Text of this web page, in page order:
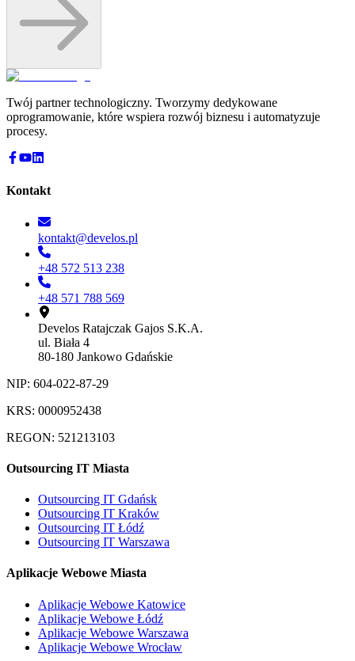
Twój partner technologiczny. Tworzymy dedykowane
oprogramowanie, które wspiera rozwój biznesu i automatyzuje
procesy.
Kontakt
kontakt@develos.pl
+48 572 513 238
+48 571 788 569
Develos Ratajczak Gajos S.K.A.
ul. Biała 4
80-180 Jankowo Gdańskie
NIP: 604-022-87-29
KRS: 0000952438
REGON: 521213103
Outsourcing IT Miasta
Outsourcing IT Gdańsk
Outsourcing IT Kraków
Outsourcing IT Łódź
Outsourcing IT Warszawa
Aplikacje Webowe Miasta
Aplikacje Webowe Katowice
Aplikacje Webowe Łódź
Aplikacje Webowe Warszawa
Aplikacje Webowe Wrocław